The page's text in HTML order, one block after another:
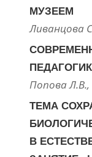
МУЗЕЕМ
Ливанцова
Попова
ТЕМА
В